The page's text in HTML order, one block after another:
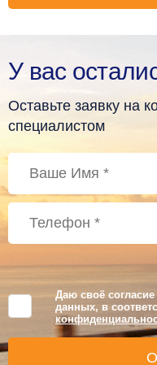
У вас
Оставьте заявку на
специалистом
Даю своё
данных, в